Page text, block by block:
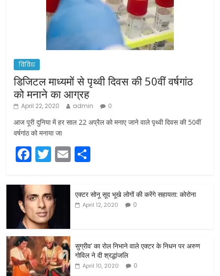
विविध
डिजिटल माध्यमों से पृथ्वी दिवस की 50वीं वर्षगांठ
को मनाने का आग्रह
April 22, 2020 admin 0
आज पूरी दुनिया में हर साल 22 अप्रैल को मनाए जाने वाले पृथ्वी दिवस की 50वीं
वर्षगांठ को मनाया जा
F
c
e
b
o
o
k
T
itt
er
E
ar
e
एक्टर सोनू सूद भूखे लोगों की करेंगे सहायता: कोरोना
April 12, 2020 0
सुग्रीव’ का रोल निभाने वाले एक्टर के निधन पर अरुण
गोविल ने दी श्रद्धांजलि
April 10, 2020 0